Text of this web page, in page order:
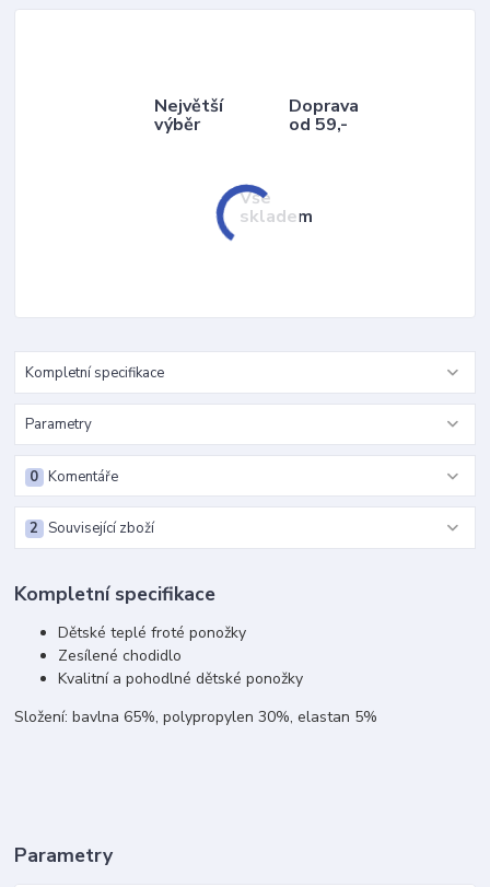
Největší
výběr
Doprava
od 59,-
Vše
skladem
Kompletní specifikace
Parametry
Komentáře
0
Související zboží
2
Kompletní specifikace
Dětské teplé froté ponožky
Zesílené chodidlo
Kvalitní a pohodlné dětské ponožky
Složení: bavlna 65%, polypropylen 30%, elastan 5%
Parametry